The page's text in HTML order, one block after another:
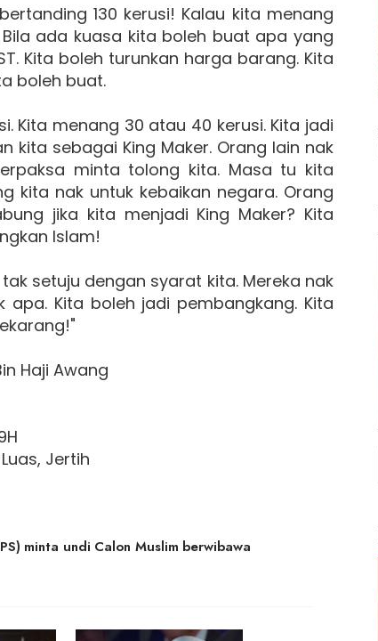
130 kerusi! Kalau kita menang
ada kuasa kita boleh buat apa yang
Kita boleh turunkan harga barang. Kita
boleh buat.
Kita menang 30 atau 40 kerusi. Kita jadi
kita sebagai King Maker. Orang lain nak
minta tolong kita. Masa tu kita
kita nak untuk kebaikan negara. Orang
jika kita menjadi King Maker? Kita
Islam!
setuju dengan syarat kita. Mereka nak
Kita boleh jadi pembangkang. Kita
Haji Awang
Jertih
minta undi Calon Muslim berwibawa